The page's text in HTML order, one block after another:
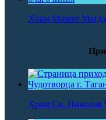
Храм Марии
Храм Св. Николая